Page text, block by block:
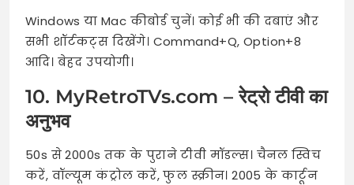
Windows या Mac कीबोर्ड चुनें। कोई भी की दबाएं और
सभी शॉर्टकट्स दिखेंगे। Command+Q, Option+8
आदि। बेहद उपयोगी।
10. MyRetroTVs.com – रेट्रो टीवी का
अनुभव
50s से 2000s तक के पुराने टीवी मॉडल्स। चैनल स्विच
करें, वॉल्यूम कंट्रोल करें, फुल स्क्रीन। 2005 के कार्टून